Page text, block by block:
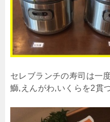
セレブランチの寿司は一
鰤,えんがわ,いくらを2貫